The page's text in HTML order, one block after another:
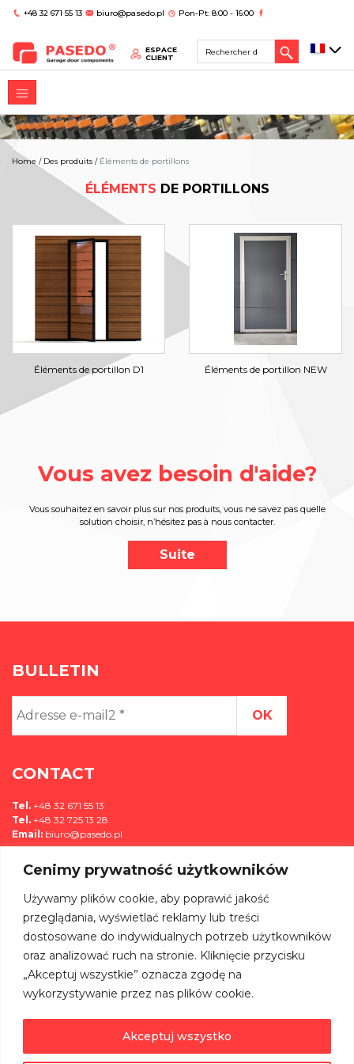
Cenimy prywatność użytkowników
Używamy plików cookie, aby poprawić jakość
przeglądania, wyświetlać reklamy lub treści
dostosowane do indywidualnych potrzeb użytkowników
oraz analizować ruch na stronie. Kliknięcie przycisku
„Akceptuj wszystkie” oznacza zgodę na
wykorzystywanie przez nas plików cookie.
Akceptuj wszystko
+48 32 671 55 13 biuro@pasedo.pl Pon-Pt: 8:00 - 16:00
ESPACE
CLIENT
Home / Des produits / Éléments de portillons
ÉLÉMENTS DE PORTILLONS
Éléments de portillon D1 Éléments de portillon NEW
Vous avez besoin d'aide?
Vous souhaitez en savoir plus sur nos produits, vous ne savez pas quelle
solution choisir, n’hésitez pas à nous contacter.
Suite
BULLETIN
e-
mail2
CONTACT
Tel. +48 32 671 55 13
Tel. +48 32 725 13 28
Email: biuro@pasedo.pl
ul. Przemysłowa 11
MÉDIAS
REJOIGNEZ-NOUS SUR:
Wszelkie Prawa Zastrzeżone 2022 | Projekt & Realizacja